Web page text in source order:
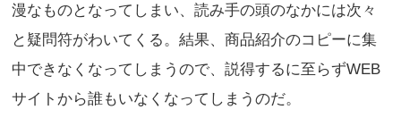
漫なものとなってしまい、読み手の頭のなかには次々
と疑問符がわいてくる。結果、商品紹介のコピーに集
中できなくなってしまうので、説得するに至らずWEB
サイトから誰もいなくなってしまうのだ。